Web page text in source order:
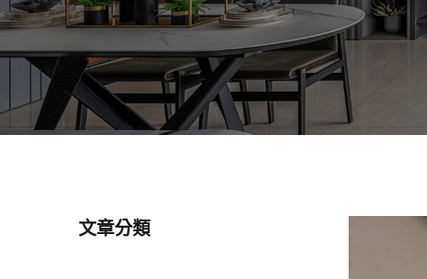
文章分類